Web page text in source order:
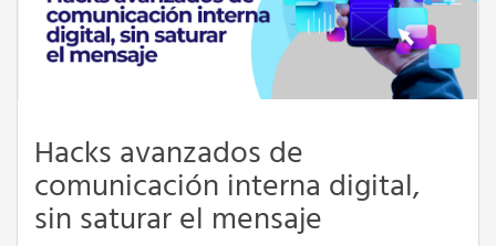
Hacks avanzados de
comunicación interna digital,
sin saturar el mensaje